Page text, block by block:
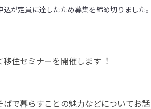
が定員に達したため募集を締め切りました。
住セミナーを開催します︕
で暮らすことの魅⼒などについてお話